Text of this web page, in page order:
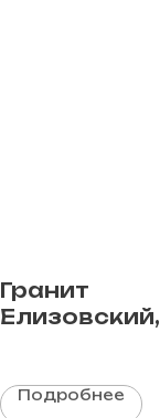
Гранит
Елизовский,
Подробнее